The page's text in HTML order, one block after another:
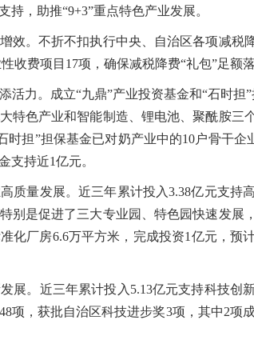
，助推“9+3”重点特色产业发展。
。不折不扣执行中央、自治区各项减税
收费项目17项，确保减税降费“礼包”足额落
力。成立“九鼎”产业投资基金和“石时担
特色产业和智能制造、锂电池、聚酰胺
时担”担保基金已对奶产业中的10户骨干
支持近1亿元。
量发展。近三年累计投入3.38亿元支持
别是促进了三大专业园、特色园快速发展
化厂房6.6万平方米，完成投资1亿元，预
。近三年累计投入5.13亿元支持科技创
项，获批自治区科技进步奖3项，其中2